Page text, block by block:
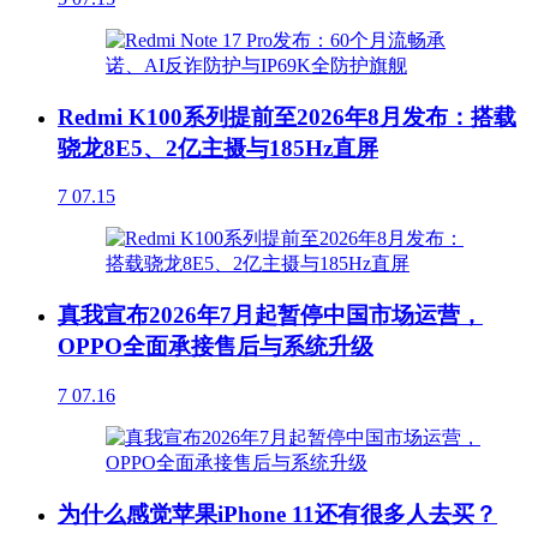
Redmi K100系列提前至2026年8月发布：搭载
骁龙8E5、2亿主摄与185Hz直屏
7 07.15
真我宣布2026年7月起暂停中国市场运营，
OPPO全面承接售后与系统升级
7 07.16
为什么感觉苹果iPhone 11还有很多人去买？